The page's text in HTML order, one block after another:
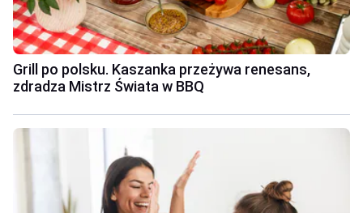
Grill po polsku. Kaszanka przeżywa renesans,
zdradza Mistrz Świata w BBQ